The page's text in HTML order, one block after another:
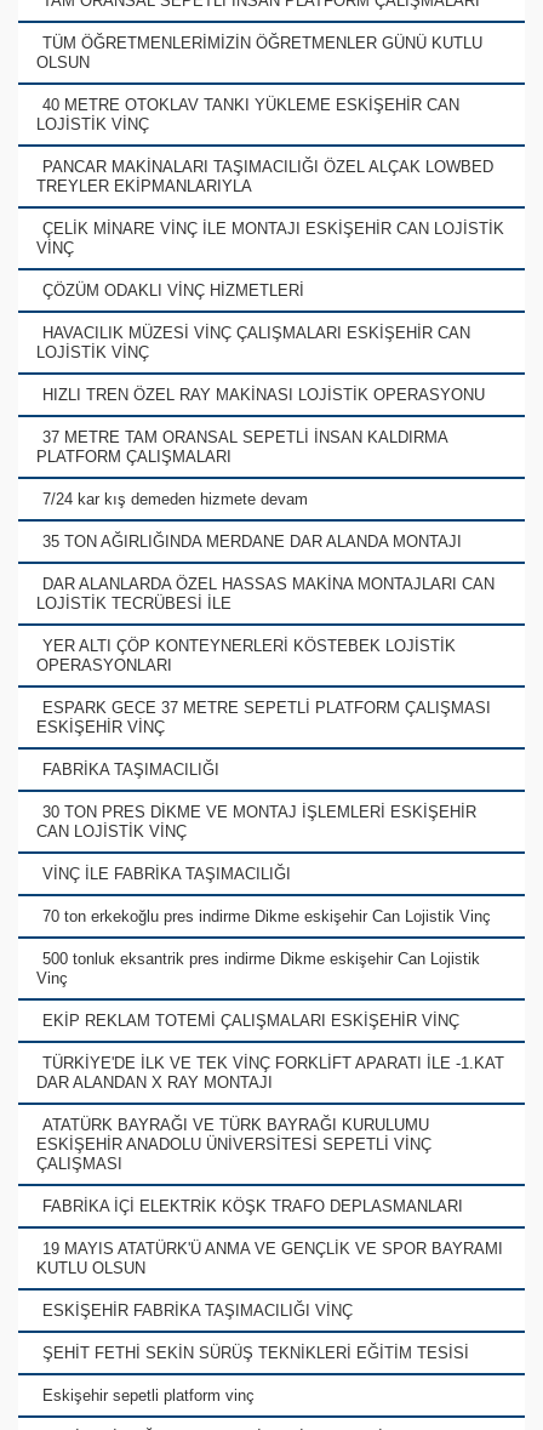
TÜM ÖĞRETMENLERİMİZİN ÖĞRETMENLER GÜNÜ KUTLU
OLSUN
40 METRE OTOKLAV TANKI YÜKLEME ESKİŞEHİR CAN
LOJİSTİK VİNÇ
PANCAR MAKİNALARI TAŞIMACILIĞI ÖZEL ALÇAK LOWBED
TREYLER EKİPMANLARIYLA
ÇELİK MİNARE VİNÇ İLE MONTAJI ESKİŞEHİR CAN LOJİSTİK
VİNÇ
ÇÖZÜM ODAKLI VİNÇ HİZMETLERİ
HAVACILIK MÜZESİ VİNÇ ÇALIŞMALARI ESKİŞEHİR CAN
LOJİSTİK VİNÇ
HIZLI TREN ÖZEL RAY MAKİNASI LOJİSTİK OPERASYONU
37 METRE TAM ORANSAL SEPETLİ İNSAN KALDIRMA
PLATFORM ÇALIŞMALARI
7/24 kar kış demeden hizmete devam
35 TON AĞIRLIĞINDA MERDANE DAR ALANDA MONTAJI
DAR ALANLARDA ÖZEL HASSAS MAKİNA MONTAJLARI CAN
LOJİSTİK TECRÜBESİ İLE
YER ALTI ÇÖP KONTEYNERLERİ KÖSTEBEK LOJİSTİK
OPERASYONLARI
ESPARK GECE 37 METRE SEPETLİ PLATFORM ÇALIŞMASI
ESKİŞEHİR VİNÇ
FABRİKA TAŞIMACILIĞI
30 TON PRES DİKME VE MONTAJ İŞLEMLERİ ESKİŞEHİR
CAN LOJİSTİK VİNÇ
VİNÇ İLE FABRİKA TAŞIMACILIĞI
70 ton erkekoğlu pres indirme Dikme eskişehir Can Lojistik Vinç
500 tonluk eksantrik pres indirme Dikme eskişehir Can Lojistik
Vinç
EKİP REKLAM TOTEMİ ÇALIŞMALARI ESKİŞEHİR VİNÇ
TÜRKİYE'DE İLK VE TEK VİNÇ FORKLİFT APARATI İLE -1.KAT
DAR ALANDAN X RAY MONTAJI
ATATÜRK BAYRAĞI VE TÜRK BAYRAĞI KURULUMU
ESKİŞEHİR ANADOLU ÜNİVERSİTESİ SEPETLİ VİNÇ
ÇALIŞMASI
FABRİKA İÇİ ELEKTRİK KÖŞK TRAFO DEPLASMANLARI
19 MAYIS ATATÜRK'Ü ANMA VE GENÇLİK VE SPOR BAYRAMI
KUTLU OLSUN
ESKİŞEHİR FABRİKA TAŞIMACILIĞI VİNÇ
ŞEHİT FETHİ SEKİN SÜRÜŞ TEKNİKLERİ EĞİTİM TESİSİ
Eskişehir sepetli platform vinç